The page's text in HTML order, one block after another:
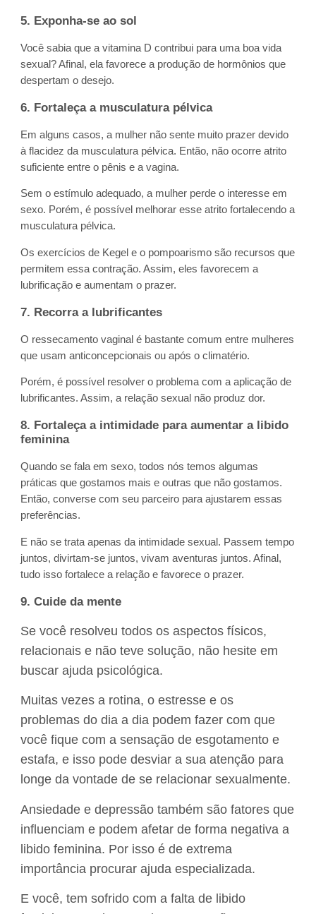
5. Exponha-se ao sol
Você sabia que a vitamina D contribui para uma boa vida
sexual? Afinal, ela favorece a produção de hormônios que
despertam o desejo.
6. Fortaleça a musculatura pélvica
Em alguns casos, a mulher não sente muito prazer devido
à flacidez da musculatura pélvica. Então, não ocorre atrito
suficiente entre o pênis e a vagina.
Sem o estímulo adequado, a mulher perde o interesse em
sexo. Porém, é possível melhorar esse atrito fortalecendo a
musculatura pélvica.
Os exercícios de Kegel e o pompoarismo são recursos que
permitem essa contração. Assim, eles favorecem a
lubrificação e aumentam o prazer.
7. Recorra a lubrificantes
O ressecamento vaginal é bastante comum entre mulheres
que usam anticoncepcionais ou após o climatério.
Porém, é possível resolver o problema com a aplicação de
lubrificantes. Assim, a relação sexual não produz dor.
8. Fortaleça a intimidade para aumentar a libido
feminina
Quando se fala em sexo, todos nós temos algumas
práticas que gostamos mais e outras que não gostamos.
Então, converse com seu parceiro para ajustarem essas
preferências.
E não se trata apenas da intimidade sexual. Passem tempo
juntos, divirtam-se juntos, vivam aventuras juntos. Afinal,
tudo isso fortalece a relação e favorece o prazer.
9. Cuide da mente
Se você resolveu todos os aspectos físicos,
relacionais e não teve solução, não hesite em
buscar ajuda psicológica.
Muitas vezes a rotina, o estresse e os
problemas do dia a dia podem fazer com que
você fique com a sensação de esgotamento e
estafa, e isso pode desviar a sua atenção para
longe da vontade de se relacionar sexualmente.
Ansiedade e depressão também são fatores que
influenciam e podem afetar de forma negativa a
libido feminina. Por isso é de extrema
importância procurar ajuda especializada.
E você, tem sofrido com a falta de libido